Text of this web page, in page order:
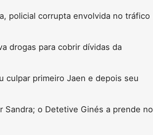
policial corrupta envolvida no tráfico
drogas para cobrir dívidas da
culpar primeiro Jaen e depois seu
Sandra; o Detetive Ginés a prende no